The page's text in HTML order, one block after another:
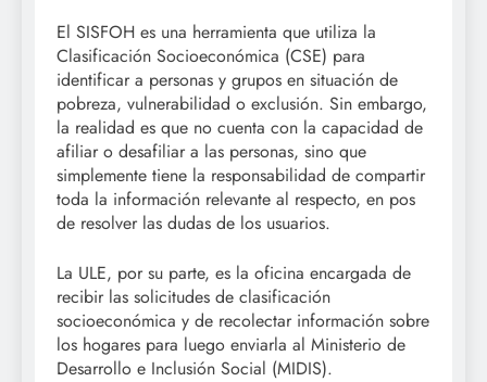
El SISFOH es una herramienta que utiliza la
Clasificación Socioeconómica (CSE) para
identificar a personas y grupos en situación de
pobreza, vulnerabilidad o exclusión. Sin embargo,
la realidad es que no cuenta con la capacidad de
afiliar o desafiliar a las personas, sino que
simplemente tiene la responsabilidad de compartir
toda la información relevante al respecto, en pos
de resolver las dudas de los usuarios.
La ULE, por su parte, es la oficina encargada de
recibir las solicitudes de clasificación
socioeconómica y de recolectar información sobre
los hogares para luego enviarla al Ministerio de
Desarrollo e Inclusión Social (MIDIS).